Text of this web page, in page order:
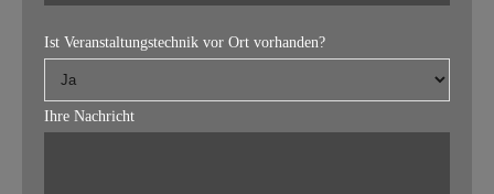
Ist Veranstaltungstechnik vor Ort vorhanden?
Ihre Nachricht